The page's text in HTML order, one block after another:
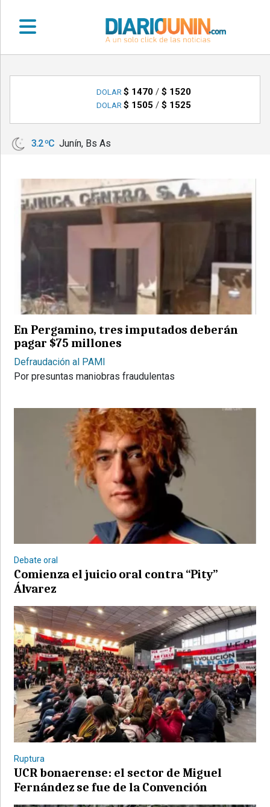
•
LOCALES
•
NOTICIAS
VARIAS
POLICIALES
PROVINCIALES
REGIONALES
ESPECTÁCULOS
INTERNACIONALES
• RADIOS EN VIVO
©2007/2026
DOLAR $ 1470/ $ 1520
DOLAR $ 1505 / $ 1525
3.2 ºC Junín, Bs As
En Pergamino, tres imputados deberán
pagar $75 millones
Defraudación al PAMI
Por presuntas maniobras fraudulentas
Debate oral
Comienza el juicio oral contra “Pity”
Álvarez
Ruptura
UCR bonaerense: el sector de Miguel
Fernández se fue de la Convención